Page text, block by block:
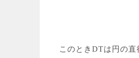
このときDTは円の